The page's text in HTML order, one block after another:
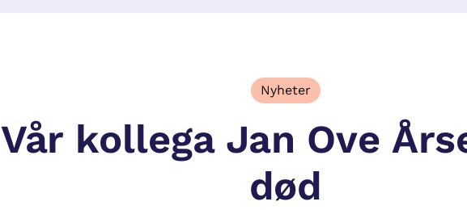
Nyheter
Vår kollega Jan Ove
død